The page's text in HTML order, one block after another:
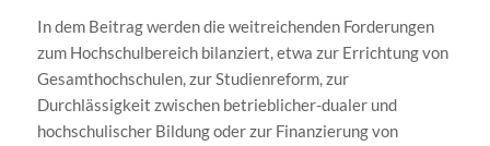
In dem Beitrag werden die weitreichenden Forderungen
zum Hochschulbereich bilanziert, etwa zur Errichtung von
Gesamthochschulen, zur Studienreform, zur
Durchlässigkeit zwischen betrieblicher-dualer und
hochschulischer Bildung oder zur Finanzierung von